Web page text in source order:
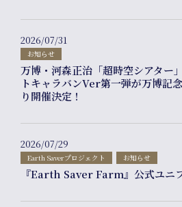
2026/07/31
お知らせ
万博・河森正治「超時空シアター
トキャラバンVer第一弾が万博記
り開催決定！
2026/07/29
Earth Saverプロジェクト お知らせ
『Earth Saver Farm』公式ユニ